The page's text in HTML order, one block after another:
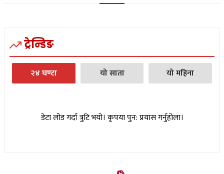
ट्रेन्डिङ
२४ घण्टा यो साता यो महिना
डेटा लोड गर्दा त्रुटि भयो। कृपया पुन: प्रयास गर्नुहोला।